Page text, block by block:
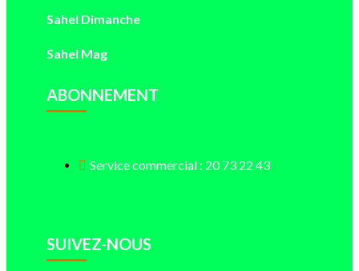
Sahel Dimanche
Sahel Mag
ABONNEMENT
Service commercial : 20 73 22 43
SUIVEZ-NOUS